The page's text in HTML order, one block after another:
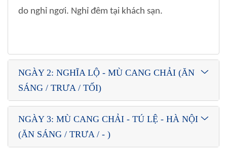
do nghỉ ngơi. Nghỉ đêm tại khách sạn.
NGÀY 2: NGHĨA LỘ - MÙ CANG CHẢI (ĂN
SÁNG / TRƯA / TỐI)
NGÀY 3: MÙ CANG CHẢI - TÚ LỆ - HÀ NỘI
(ĂN SÁNG / TRƯA / - )